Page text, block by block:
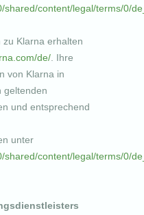
shared/content/legal/terms/0/
Klarna erhalten
de/ . Ihre
von Klarna in
geltenden
und entsprechend
unter
shared/content/legal/terms/0/